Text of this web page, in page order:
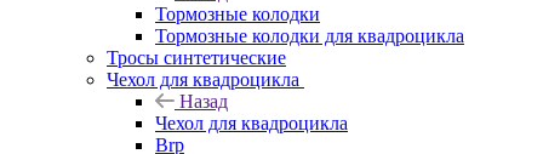
Тормозные колодки
Тормозные колодки для квадроцикла
Тросы синтетические
Чехол для квадроцикла
Назад
Чехол для квадроцикла
Brp